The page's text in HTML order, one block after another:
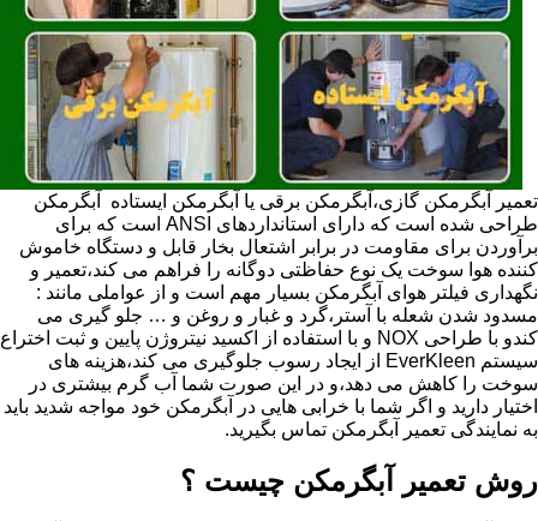
تعمیر آبگرمکن گازی،آبگرمکن برقی یا آبگرمکن ایستاده ​ آبگرمکن
طراحی شده است که دارای استانداردهای ANSI است که برای
برآوردن برای مقاومت در برابر اشتعال بخار قابل و دستگاه خاموش
کننده هوا سوخت یک نوع حفاظتی دوگانه را فراهم می کند،تعمیر و
نگهداری فیلتر هوای آبگرمکن بسیار مهم است و از عواملی مانند :
مسدود شدن شعله با آستر،گرد و غبار و روغن و … جلو گیری می
کندو با طراحی NOX و با استفاده از اکسید نیتروژن پایین و ثبت اختراع
سیستم EverKleen از ایجاد رسوب جلوگیری می کند،هزینه های
سوخت را کاهش می دهد،و در این صورت شما آب گرم بیشتری در
اختیار دارید و اگر شما با خرابی هایی در آبگرمکن خود مواجه شدید باید
به نمایندگی تعمیر آبگرمکن تماس بگیرید.
روش تعمیر آبگرمکن چیست ؟